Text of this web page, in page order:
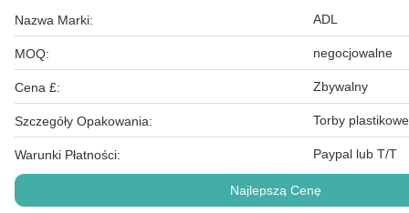
Nazwa Marki: ADL
MOQ: negocjowalne
Cena £: Zbywalny
Szczegóły Opakowania: Torby
Warunki Płatności: Paypal lub T/T
Najlepszą Cenę